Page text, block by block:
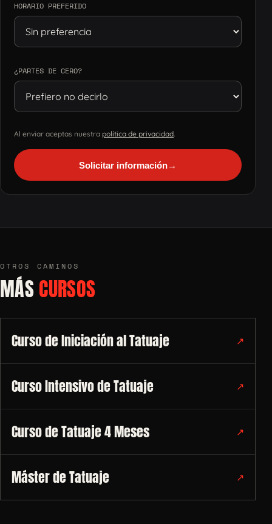
HORARIO PREFERIDO
¿PARTES DE CERO?
Al enviar aceptas nuestra política de privacidad.
Solicitar información→
OTROS CAMINOS
MÁSCURSOS
Curso de Iniciación al Tatuaje ↗
Curso Intensivo de Tatuaje ↗
Curso de Tatuaje 4 Meses ↗
Máster de Tatuaje ↗